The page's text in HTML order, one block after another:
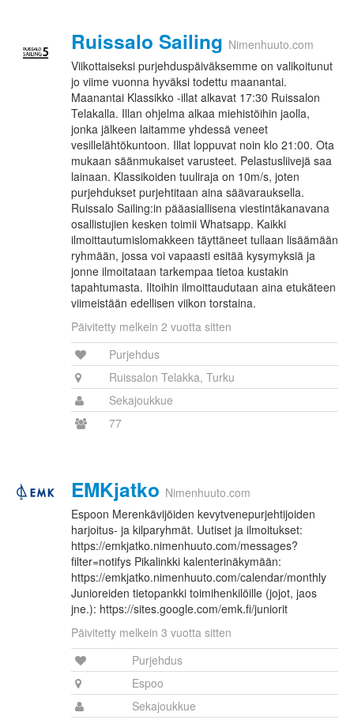
Ruissalo Sailing Nimenhuuto.com
Viikottaiseksi purjehduspäiväksemme on valikoitunut
jo viime vuonna hyväksi todettu maanantai.
Maanantai Klassikko -illat alkavat 17:30 Ruissalon
Telakalla. Illan ohjelma alkaa miehistöihin jaolla,
jonka jälkeen laitamme yhdessä veneet
vesillelähtökuntoon. Illat loppuvat noin klo 21:00. Ota
mukaan säänmukaiset varusteet. Pelastusliivejä saa
lainaan. Klassikoiden tuuliraja on 10m/s, joten
purjehdukset purjehtitaan aina säävarauksella.
Ruissalo Sailing:in pääasiallisena viestintäkanavana
osallistujien kesken toimii Whatsapp. Kaikki
ilmoittautumislomakkeen täyttäneet tullaan lisäämään
ryhmään, jossa voi vapaasti esitää kysymyksiä ja
jonne ilmoitataan tarkempaa tietoa kustakin
tapahtumasta. Iltoihin ilmoittaudutaan aina etukäteen
viimeistään edellisen viikon torstaina.
Päivitetty melkein 2 vuotta sitten
Purjehdus
Ruissalon Telakka, Turku
Sekajoukkue
77
EMKjatko Nimenhuuto.com
Espoon Merenkävijöiden kevytvenepurjehtijoiden
harjoitus- ja kilparyhmät. Uutiset ja ilmoitukset:
https://emkjatko.nimenhuuto.com/messages?
filter=notifys Pikalinkki kalenterinäkymään:
https://emkjatko.nimenhuuto.com/calendar/monthly
Junioreiden tietopankki toimihenkilöille (jojot, jaos
jne.): https://sites.google.com/emk.fi/juniorit
Päivitetty melkein 3 vuotta sitten
Purjehdus
Espoo
Sekajoukkue